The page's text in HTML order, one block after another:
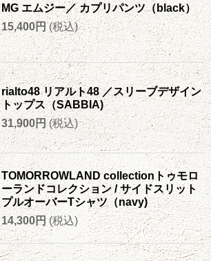
MG エムジー／ カプリパンツ（black）
15,400円 (税込)
rialto48 リアルト48 ／スリーブデザイン
トップス（SABBIA)
31,900円 (税込)
TOMORROWLAND collectionトゥモロ
ーランドコレクション / サイドスリット
プルオーバーTシャツ（navy)
14,300円 (税込)